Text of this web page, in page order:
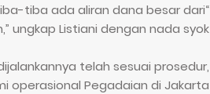
tiba ada aliran dana besar dari
ungkap Listiani dengan nada syok.
telah sesuai prosedur,
operasional Pegadaian di Jakarta